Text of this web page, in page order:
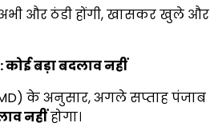
और ठंडी होंगी, खासकर खुले और
बड़ा बदलाव नहीं
के अनुसार, अगले सप्ताह पंजाब
नहींहोगा।